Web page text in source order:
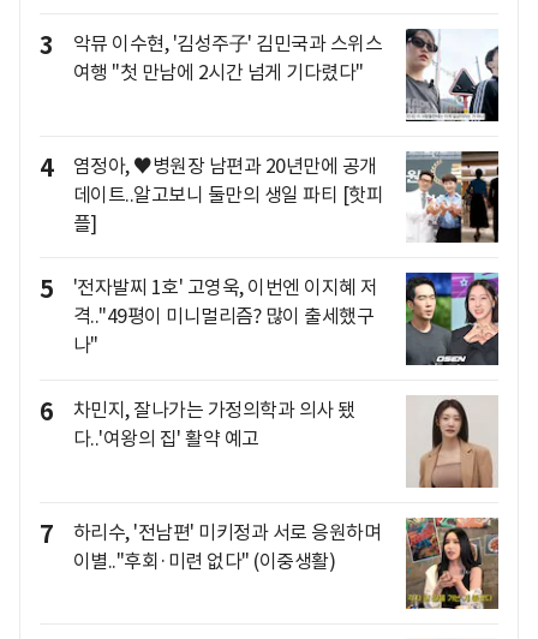
3
악뮤 이수현, '김성주子' 김민국과 스위스
여행 "첫 만남에 2시간 넘게 기다렸다"
4
염정아, ♥병원장 남편과 20년만에 공개
데이트..알고보니 둘만의 생일 파티 [핫피
플]
5
'전자발찌 1호' 고영욱, 이번엔 이지혜 저
격.."49평이 미니멀리즘? 많이 출세했구
나"
6
차민지, 잘나가는 가정의학과 의사 됐
다..'여왕의 집' 활약 예고
7
하리수, '전남편' 미키정과 서로 응원하며
이별.."후회·미련 없다" (이중생활)